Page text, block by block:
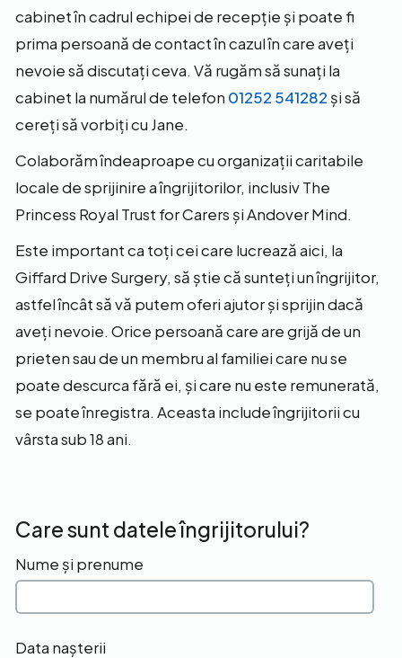
cabinet în cadrul echipei de recepție și poate fi
prima persoană de contact în cazul în care aveți
nevoie să discutați ceva. Vă rugăm să sunați la
cabinet la numărul de telefon 01252 541282 și să
cereți să vorbiți cu Jane.
Colaborăm îndeaproape cu organizații caritabile
locale de sprijinire a îngrijitorilor, inclusiv The
Princess Royal Trust for Carers și Andover Mind.
Este important ca toți cei care lucrează aici, la
Giffard Drive Surgery, să știe că sunteți un îngrijitor,
astfel încât să vă putem oferi ajutor și sprijin dacă
aveți nevoie. Orice persoană care are grijă de un
prieten sau de un membru al familiei care nu se
poate descurca fără ei, și care nu este remunerată,
se poate înregistra. Aceasta include îngrijitorii cu
vârsta sub 18 ani.
Care sunt datele îngrijitorului?
Nume și prenume
Data nașterii